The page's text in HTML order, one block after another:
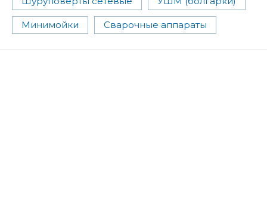
Минимойки Сварочные аппараты